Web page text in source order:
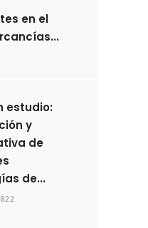
en el
estudio:
y
de
de...